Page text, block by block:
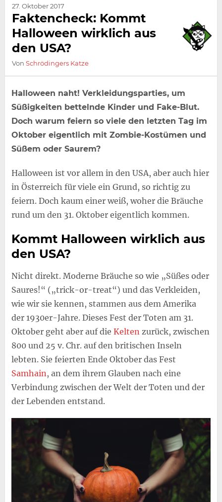
27. Oktober 2017
Faktencheck: Kommt
Halloween wirklich aus
den USA?
Von Schrödingers Katze
Halloween naht! Verkleidungsparties, um
Süßigkeiten bettelnde Kinder und Fake-Blut.
Doch warum feiern so viele den letzten Tag im
Oktober eigentlich mit Zombie-Kostümen und
Süßem oder Saurem?
Halloween ist vor allem in den USA, aber auch hier
in Österreich für viele ein Grund, so richtig zu
feiern. Doch kaum einer weiß, woher die Bräuche
rund um den 31. Oktober eigentlich kommen.
Kommt Halloween wirklich aus
den USA?
Nicht direkt. Moderne Bräuche so wie „Süßes oder
Saures!“ („trick-or-treat“) und das Verkleiden,
wie wir sie kennen, stammen aus dem Amerika
der 1930er-Jahre. Dieses Fest der Toten am 31.
Oktober geht aber auf die Keltenzurück, zwischen
800 und 25 v. Chr. auf den britischen Inseln
lebten. Sie feierten Ende Oktober das Fest
Samhain, an dem ihrem Glauben nach eine
Verbindung zwischen der Welt der Toten und der
der Lebenden entstand.